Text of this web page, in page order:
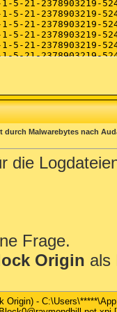
durch Malwarebytes nach
die
Frage.
Origin als
Origin) -